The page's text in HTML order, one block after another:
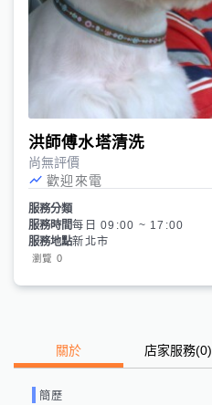
洪師傅水塔清洗
尚無評價
歡迎來電
服務分類
服務時間每日 09:00 ~ 17:00
服務地點新北市
瀏覽 0
關於 店家服務(0)
簡歷